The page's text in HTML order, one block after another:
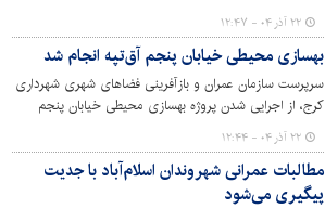
بارندگی‌های اخیر خبرداد و گفت: با اقدام به موقع نیروهای
خدمات شهری، از بروز آب‌گرفتگی و اختلال در تردد شهروندان
جلوگیری شد.
۲۲ آذر ۰۴ - ۱۲:۴۷
بهسازی محیطی خیابان پنجم آق‌تپه انجام شد
سرپرست سازمان عمران و بازآفرینی فضاهای شهری شهرداری
کرج، از اجرایی شدن پروژه بهسازی محیطی خیابان پنجم
غربی آق تپه با رویکرد اقدام مشترک با اداره کل راه و
شهرسازی استان البرز خبر داد.
۲۲ آذر ۰۴ - ۱۲:۴۴
مطالبات عمرانی شهروندان اسلام‌آباد با جدیت
پیگیری می‌شود